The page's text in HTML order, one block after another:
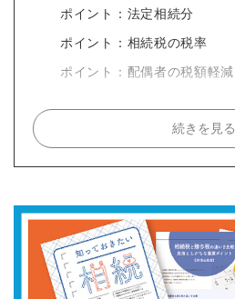
ポイント：法定相続分
ポイント：相続税の税率
ポイント：配偶者の税額軽減
続きを見る